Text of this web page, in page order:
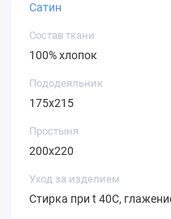
Сатин
Состав ткани
100% хлопок
Пододеяльник
175х215
Простыня
200х220
Уход за изделием
Стирка при t 40С,